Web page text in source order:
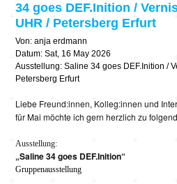
34 goes DEF.Inition /
UHR / Petersberg Erfurt
Von: anja erdmann
Datum: Sat, 16 May 2026
Ausstellung: Saline 34 goes DEF.Inition /
Petersberg Erfurt
Liebe Freund:innen, Kolleg:innen und
für Mai möchte ich gern herzlich zu
Ausstellung:
„Saline 34 goes DEF.Inition“
Gruppenausstellung